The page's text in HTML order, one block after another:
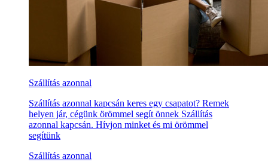
Szállítás azonnal
Szállítás azonnal kapcsán keres egy csapatot? Remek
helyen jár, cégünk örömmel segít önnek Szállítás
azonnal kapcsán. Hívjon minket és mi örömmel
segítünk
Szállítás azonnal